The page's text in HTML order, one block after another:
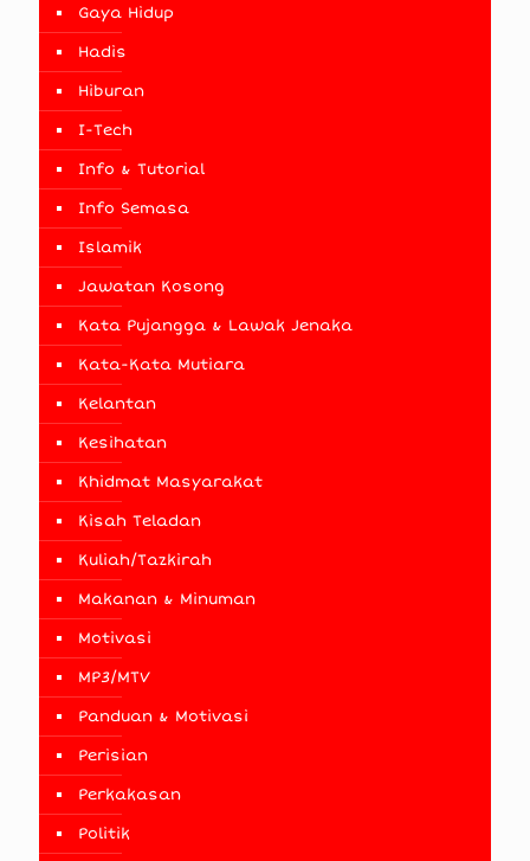
Gaya Hidup
Hadis
Hiburan
I-Tech
Info & Tutorial
Info Semasa
Islamik
Jawatan Kosong
Kata Pujangga & Lawak Jenaka
Kata-Kata Mutiara
Kelantan
Kesihatan
Khidmat Masyarakat
Kisah Teladan
Kuliah/Tazkirah
Makanan & Minuman
Motivasi
MP3/MTV
Panduan & Motivasi
Perisian
Perkakasan
Politik